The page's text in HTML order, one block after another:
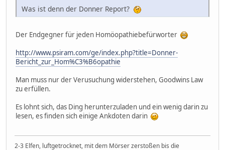
Was ist denn der Donner Report?
Der Endgegner für jeden Homöopathiebefürworter
http://www.psiram.com/ge/index.php?title=Donner-
Bericht_zur_Hom%C3%B6opathie
Man muss nur der Verusuchung widerstehen, Goodwins Law
zu erfüllen.
Es lohnt sich, das Ding herunterzuladen und ein wenig darin zu
lesen, es finden sich einige Ankdoten darin
2-3 Elfen, luftgetrocknet, mit dem Mörser zerstoßen bis die